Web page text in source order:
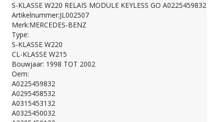
RELAIS
MODULE
KEYLESS
S-KLASSE W220 RELAIS MODULE KEYLESS GO A0225459832
Artikelnummer:JL002507
Merk:MERCEDES-BENZ
Type:
S-KLASSE W220
CL-KLASSE W215
Bouwjaar: 1998 TOT 2002
Oem:
A0225459832
A0295458532
A0315453132
A0325450032